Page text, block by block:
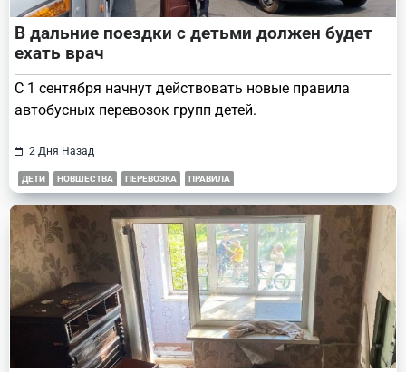
В дальние поездки с детьми должен будет
ехать врач
С 1 сентября начнут действовать новые правила
автобусных перевозок групп детей.
2 Дня Назад
ДЕТИ НОВШЕСТВА ПЕРЕВОЗКА ПРАВИЛА